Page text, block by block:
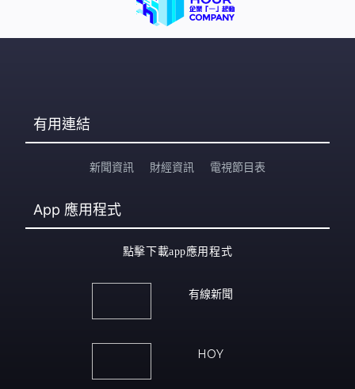
有用連結
新聞資訊 財經資訊 電視節目表
App 應用程式
點擊下載app應用程式
有線新聞
HOY